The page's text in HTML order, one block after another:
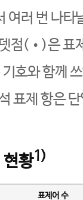
여러 번 나타
점(•)은 표
호와 함께
표제 항은
현황1)
표제어 수